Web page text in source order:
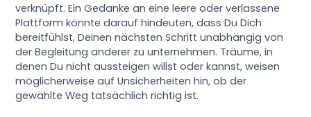
verknüpft. Ein Gedanke an eine leere oder verlassene
Plattform könnte darauf hindeuten, dass Du Dich
bereitfühlst, Deinen nächsten Schritt unabhängig von
der Begleitung anderer zu unternehmen. Träume, in
denen Du nicht aussteigen willst oder kannst, weisen
möglicherweise auf Unsicherheiten hin, ob der
gewählte Weg tatsächlich richtig ist.